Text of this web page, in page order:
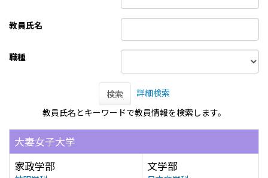
教員氏名
職種
検索
詳細検索
教員氏名とキーワードで教員情報を検索します。
大妻女子大学
家政学部
文学部